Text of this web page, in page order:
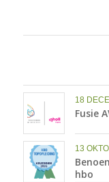
18
Fusie
13
hbo